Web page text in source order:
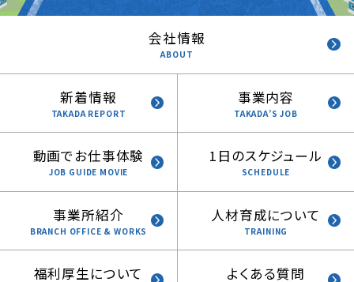
会社情報
ABOUT
新着情報
TAKADA REPORT
事業内容
TAKADA’S JOB
動画でお仕事体験
JOB GUIDE MOVIE
1日のスケジュール
SCHEDULE
事業所紹介
BRANCH OFFICE & WORKS
人材育成について
TRAINING
福利厚生について よくある質問